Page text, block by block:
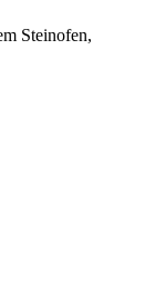
Steinofen,